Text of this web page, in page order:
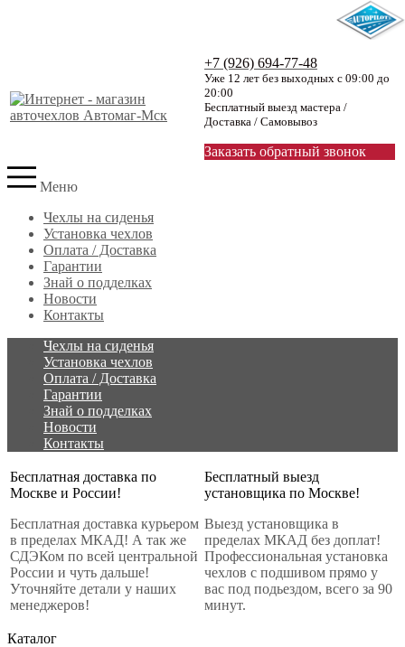
+7 (926) 694-77-48
Уже 12 лет без выходных с 09:00 до
20:00
Бесплатный выезд мастера /
Доставка / Самовывоз
Заказать обратный звонок
Меню
Чехлы на сиденья
Установка чехлов
Оплата / Доставка
Гарантии
Знай о подделках
Новости
Контакты
Чехлы на сиденья
Установка чехлов
Оплата / Доставка
Гарантии
Знай о подделках
Новости
Контакты
Бесплатная доставка по
Москве и России!
Бесплатная доставка курьером
в пределах МКАД! А так же
СДЭКом по всей центральной
России и чуть дальше!
Уточняйте детали у наших
менеджеров!
Бесплатный выезд
установщика по Москве!
Выезд установщика в
пределах МКАД без доплат!
Профессиональная установка
чехлов с подшивом прямо у
вас под подьездом, всего за 90
минут.
Каталог